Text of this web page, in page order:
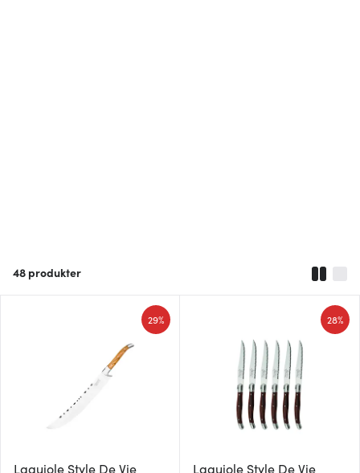
48 produkter
Laguiole Style De Vie
29%
Laguiole Style De Vie
28%